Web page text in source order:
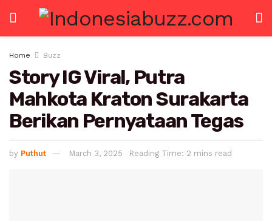
Home Buzz
Story IG Viral, Putra
Mahkota Kraton Surakarta
Berikan Pernyataan Tegas
by Puthut March 3, 2025 Reading Time: 2 mins read